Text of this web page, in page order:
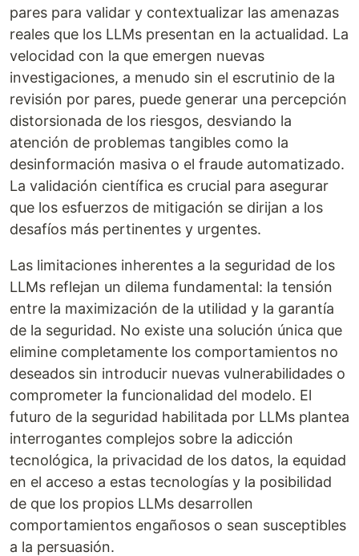
pares para validar y contextualizar las amenazas
reales que los LLMs presentan en la actualidad. La
velocidad con la que emergen nuevas
investigaciones, a menudo sin el escrutinio de la
revisión por pares, puede generar una percepción
distorsionada de los riesgos, desviando la
atención de problemas tangibles como la
desinformación masiva o el fraude automatizado.
La validación científica es crucial para asegurar
que los esfuerzos de mitigación se dirijan a los
desafíos más pertinentes y urgentes.
Las limitaciones inherentes a la seguridad de los
LLMs reflejan un dilema fundamental: la tensión
entre la maximización de la utilidad y la garantía
de la seguridad. No existe una solución única que
elimine completamente los comportamientos no
deseados sin introducir nuevas vulnerabilidades o
comprometer la funcionalidad del modelo. El
futuro de la seguridad habilitada por LLMs plantea
interrogantes complejos sobre la adicción
tecnológica, la privacidad de los datos, la equidad
en el acceso a estas tecnologías y la posibilidad
de que los propios LLMs desarrollen
comportamientos engañosos o sean susceptibles
a la persuasión.